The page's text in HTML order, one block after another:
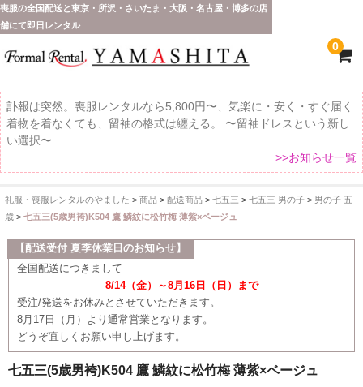
喪服の全国配送と東京・所沢・さいたま・大阪・名古屋・博多の店
舗にて即日レンタル
0
訃報は突然。喪服レンタルなら5,800円〜、気楽に・安く・すぐ届く
着物を着なくても、留袖の格式は纏える。 〜留袖ドレスという新し
い選択〜
>>お知らせ一覧
ホーム
全 国 配 送
受取り場所が選べます
東京即日バイク便
配送・お支払い方法
ご注文の流れ
礼服・喪服レンタルのやました > 商品> 配送商品> 七五三 > 七五三 男の子 > 男の子 五
歳> 七五三(5歳男袴)K504 鷹 鱗紋に松竹梅 薄紫×ベージュ
【配送受付 夏季休業日のお知らせ】
全国配送につきまして
8/14（金）～8月16日（日）まで
受注/発送をお休みとさせていただきます。
8月17日（月）より通常営業となります。
どうぞ宜しくお願い申し上げます。
七五三(5歳男袴)K504 鷹 鱗紋に松竹梅 薄紫×ベージュ